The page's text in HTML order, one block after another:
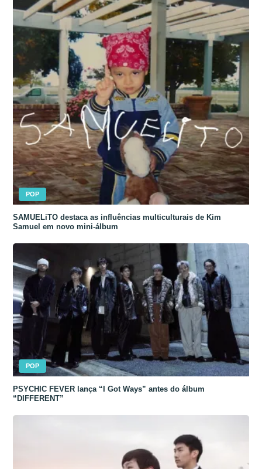
POP
SAMUELiTO destaca as influências multiculturais de Kim
Samuel em novo mini-álbum
POP
PSYCHIC FEVER lança “I Got Ways” antes do álbum
“DIFFERENT”